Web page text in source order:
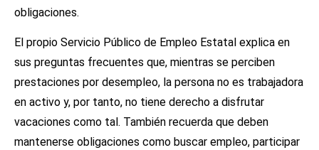
obligaciones.
El propio Servicio Público de Empleo Estatal explica en
sus preguntas frecuentes que, mientras se perciben
prestaciones por desempleo, la persona no es trabajadora
en activo y, por tanto, no tiene derecho a disfrutar
vacaciones como tal. También recuerda que deben
mantenerse obligaciones como buscar empleo, participar